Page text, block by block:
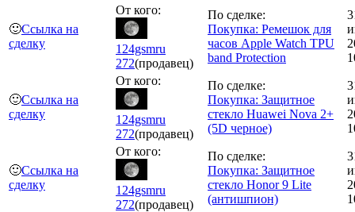
🙂Ссылка на
сделку
От кого:
124gsmru
272(продавец)
По сделке:
Покупка: Ремешок для
часов Apple Watch TPU
band Protection
🙂Ссылка на
сделку
От кого:
124gsmru
272(продавец)
По сделке:
Покупка: Защитное
стекло Huawei Nova 2+
(5D черное)
🙂Ссылка на
сделку
От кого:
124gsmru
272(продавец)
По сделке:
Покупка: Защитное
стекло Honor 9 Lite
(антишпион)